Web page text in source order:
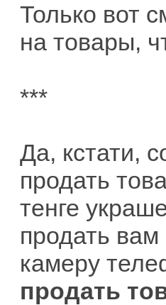
Только вот
на товары,
***
Да, кстати,
продать
тенге
продать вам
камеру
продать